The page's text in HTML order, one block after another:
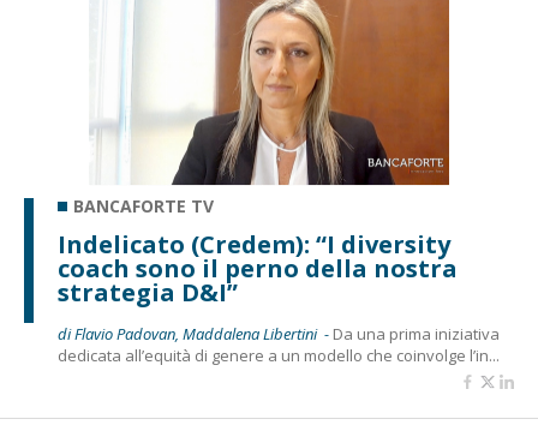
BANCAFORTE TV
Indelicato (Credem): “I diversity
coach sono il perno della nostra
strategia D&I”
di Flavio Padovan, Maddalena Libertini - Da una prima iniziativa
dedicata all’equità di genere a un modello che coinvolge l’in...